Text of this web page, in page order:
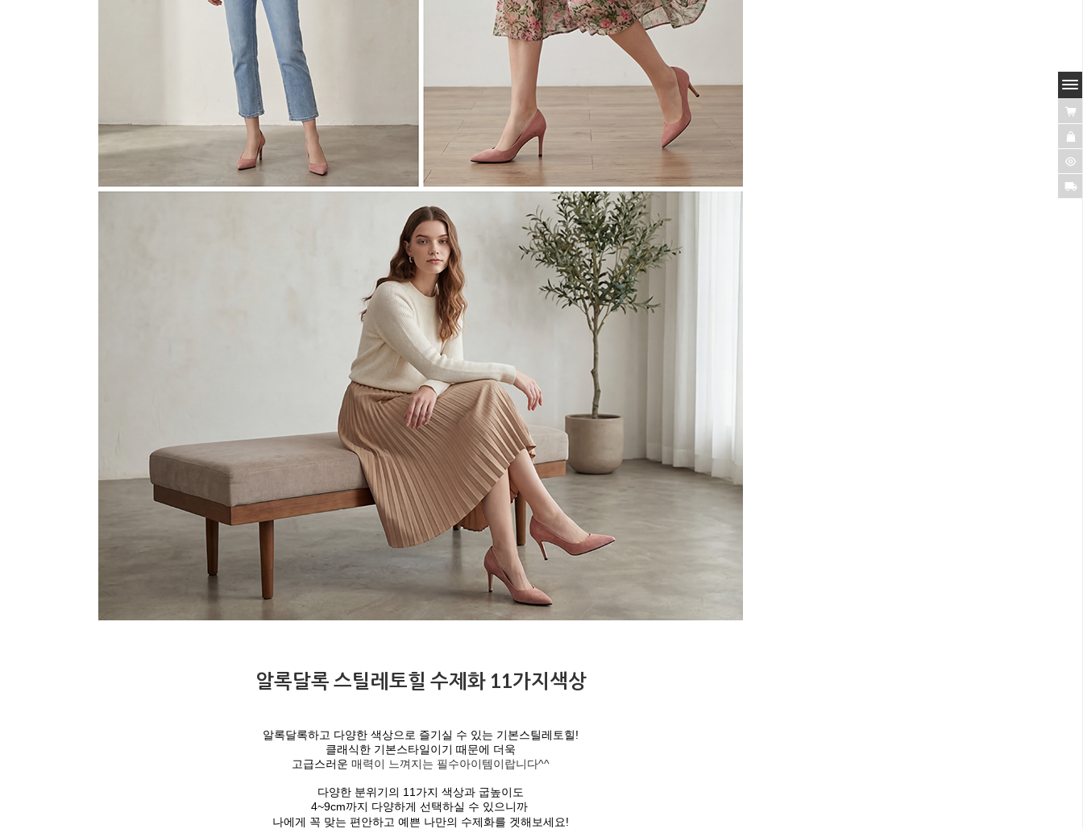
알록달록 스틸레토힐 수제화 11가지색상
알록달록하고 다양한 색상으로 즐기실 수 있는 기본스틸레토힐!
클래식한 기본스타일이기 때문에 더욱
고급스러운 매력이 느껴지는 필수아이템이랍니다^^
다양한 분위기의 11가지 색상과 굽높이도
4~9cm까지 다양하게 선택하실 수 있으니까
나에게 꼭 맞는 편안하고 예쁜 나만의 수제화를 겟해보세요!